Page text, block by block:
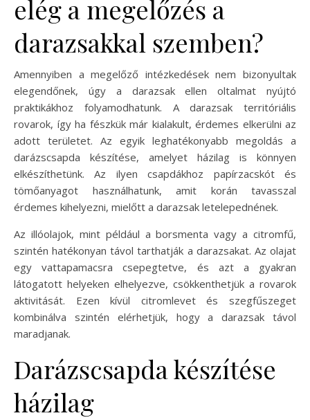
elég a megelőzés a
darazsakkal szemben?
Amennyiben a megelőző intézkedések nem bizonyultak
elegendőnek, úgy a darazsak ellen oltalmat nyújtó
praktikákhoz folyamodhatunk. A darazsak territóriális
rovarok, így ha fészkük már kialakult, érdemes elkerülni az
adott területet. Az egyik leghatékonyabb megoldás a
darázscsapda készítése, amelyet házilag is könnyen
elkészíthetünk. Az ilyen csapdákhoz papírzacskót és
tömőanyagot használhatunk, amit korán tavasszal
érdemes kihelyezni, mielőtt a darazsak letelepednének.
Az illóolajok, mint például a borsmenta vagy a citromfű,
szintén hatékonyan távol tarthatják a darazsakat. Az olajat
egy vattapamacsra csepegtetve, és azt a gyakran
látogatott helyeken elhelyezve, csökkenthetjük a rovarok
aktivitását. Ezen kívül citromlevet és szegfűszeget
kombinálva szintén elérhetjük, hogy a darazsak távol
maradjanak.
Darázscsapda készítése
házilag